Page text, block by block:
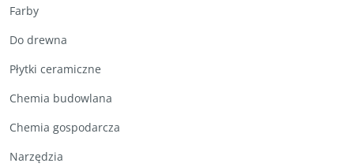
Farby
Do drewna
Płytki ceramiczne
Chemia budowlana
Chemia gospodarcza
Narzędzia